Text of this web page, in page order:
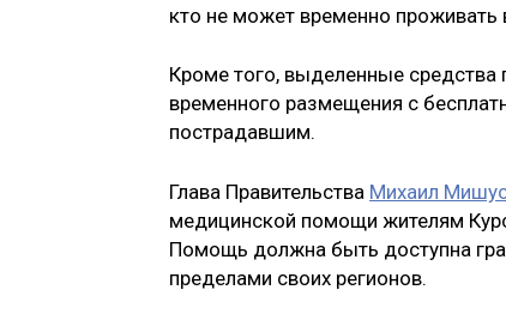
кто не может временно
Кроме того, выделенные средства
временного размещения с
пострадавшим.
Глава Правительства Михаил
медицинской помощи жителям
Помощь должна быть доступна
пределами своих регионов.